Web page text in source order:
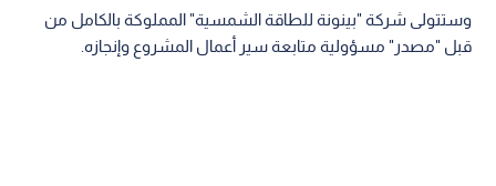
وستتولى شركة "بينونة للطاقة الشمسية" المملوكة بالكامل من
قبل "مصدر" مسؤولية متابعة سير أعمال المشروع وإنجازه.